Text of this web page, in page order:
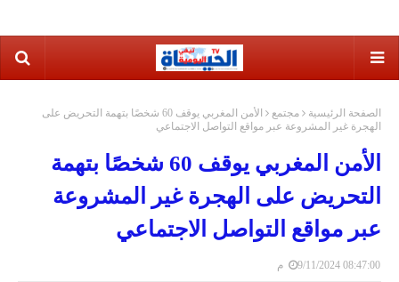
الصفحة الرئيسية مجتمع
الأمن المغربي يوقف 60 شخصًا بتهمة التحريض على
الهجرة غير المشروعة عبر مواقع التواصل الاجتماعي
الأمن المغربي يوقف 60 شخصًا بتهمة
التحريض على الهجرة غير المشروعة
عبر مواقع التواصل الاجتماعي
9/11/2024 08:47:00 م